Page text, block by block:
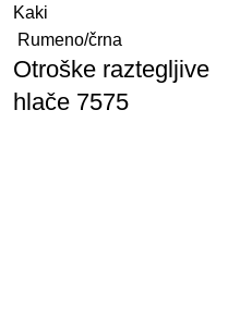
Kaki
Rumeno/črna
Otroške raztegljive
hlače 7575